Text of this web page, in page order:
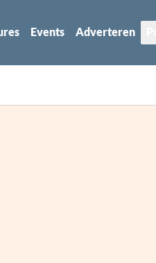
Events Adverteren